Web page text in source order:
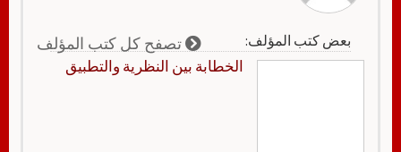
بعض كتب المؤلف: تصفح كل كتب المؤلف
الخطابة بين النظرية والتطبيق